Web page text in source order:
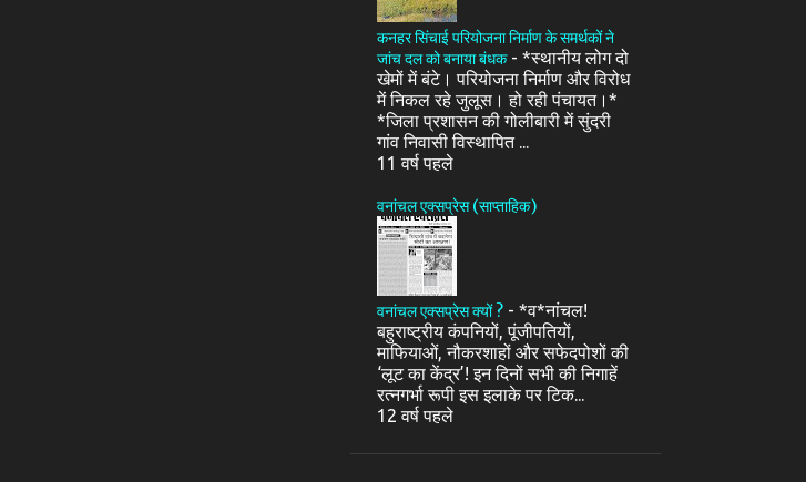
कनहर सिंचाई परियोजना निर्माण के समर्थकों ने
जांच दल को बनाया बंधक - *स्थानीय लोग दो
खेमों में बंटे। परियोजना निर्माण और विरोध
में निकल रहे जुलूस। हो रही पंचायत।*
*जिला प्रशासन की गोलीबारी में सुंदरी
गांव निवासी विस्थापित ...
11 वर्ष पहले
वनांचल एक्सप्रेस (साप्ताहिक)
वनांचल एक्सप्रेस क्यों ? - *व*नांचल!
बहुराष्ट्रीय कंपनियों, पूंजीपतियों,
माफियाओं, नौकरशाहों और सफेदपोशों की
‘लूट का केंद्र’! इन दिनों सभी की निगाहें
रत्नगर्भा रूपी इस इलाके पर टिक...
12 वर्ष पहले